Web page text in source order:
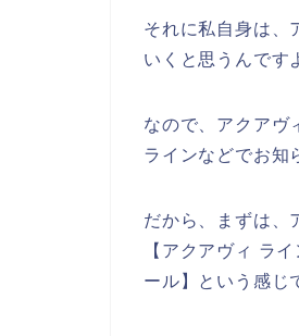
それに私自身は、
いくと思うんです
なので、アクアヴ
ラインなどでお知
だから、まずは、
【アクアヴィ ラ
ール】という感じ